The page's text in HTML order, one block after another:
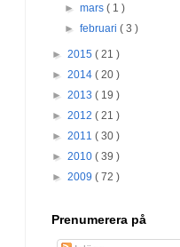
►mars( 1 )
►februari( 3 )
► 2015 ( 21 )
► 2014 ( 20 )
► 2013 ( 19 )
► 2012 ( 21 )
► 2011 ( 30 )
► 2010 ( 39 )
► 2009 ( 72 )
Prenumerera på